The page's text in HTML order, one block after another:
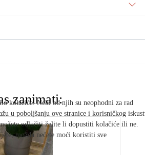
zanimati:
kolačiće. Neki od njih su neophodni za rad
u poboljšanju ove stranice i korisničkog
odlučiti želite li dopustiti kolačiće ili ne.
možda nećete moći koristiti sve